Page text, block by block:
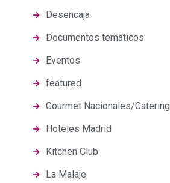
Desencaja
Documentos temáticos
Eventos
featured
Gourmet Nacionales/Catering
Hoteles Madrid
Kitchen Club
La Malaje